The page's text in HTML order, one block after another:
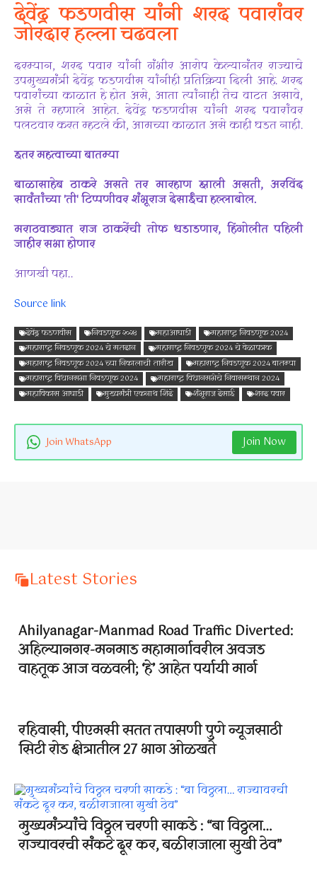
देवेंद्र फडणवीस यांनी शरद पवारांवर
जोरदार हल्ला चढवला
दरम्यान, शरद पवार यांनी गंभीर आरोप केल्यानंतर राज्याचे
उपमुख्यमंत्री देवेंद्र फडणवीस यांनीही प्रतिक्रिया दिली आहे. शरद
पवारांच्या काळात हे होत असे, आता त्यांनाही तेच वाटत असावे,
असे ते म्हणाले आहेत. देवेंद्र फडणवीस यांनी शरद पवारांवर
पलटवार करत म्हटले की, आमच्या काळात असे काही घडत नाही.
इतर महत्वाच्या बातम्या
बाळासाहेब ठाकरे असते तर मारहाण झाली असती, अरविंद
सावंतांच्या 'ती' टिप्पणीवर शंभूराज देसाईंचा हल्लाबोल.
मराठवाड्यात राज ठाकरेंची तोफ धडाडणार, हिंगोलीत पहिली
जाहीर सभा होणार
आणखी पहा..
Source link
देवेंद्र फडणवीस निवडणूक २०२४ महाआघाडी
महाराष्ट्र निवडणूक 2024
महाराष्ट्र निवडणूक 2024 चे मतदान
महाराष्ट्र निवडणूक 2024 चे वेळापत्रक
महाराष्ट्र निवडणूक 2024 च्या निकालाची तारीख
महाराष्ट्र निवडणूक 2024 बातम्या
महाराष्ट्र विधानसभा निवडणूक 2024
महाराष्ट्र विधानसभेचे निवासस्थान 2024
महाविकास आघाडी
मुख्यमंत्री एकनाथ शिंदे शंभूराज देसाई शरद पवार
Join WhatsApp Join Now
Latest Stories
Ahilyanagar-Manmad Road Traffic Diverted:
अहिल्यानगर-मनमाड महामार्गावरील अवजड
वाहतूक आज वळवली; ‘हे’ आहेत पर्यायी मार्ग
रहिवासी, पीएमसी सतत तपासणी पुणे न्यूजसाठी
सिटी रोड क्षेत्रातील 27 भाग ओळखते
मुख्यमंत्र्यांचे विठ्ठल चरणी साकडे : “बा विठ्ठला…
राज्यावरची संकटे दूर कर, बळीराजाला सुखी ठेव”